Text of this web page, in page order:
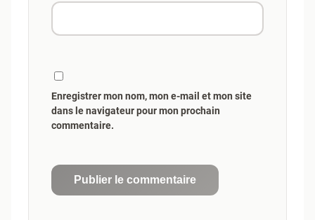
Enregistrer mon nom, mon e-mail et mon site
dans le navigateur pour mon prochain
commentaire.
Publier le commentaire